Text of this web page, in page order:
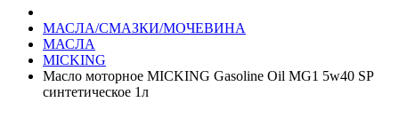
МАСЛА/СМАЗКИ/МОЧЕВИНА
МАСЛА
MICKING
Масло моторное MICKING Gasoline Oil MG1 5w40 SP
синтетическое 1л